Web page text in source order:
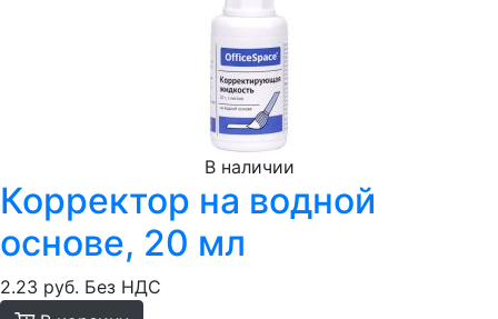
В наличии
Корректор на водной
основе, 20 мл
2.23 руб. Без НДС